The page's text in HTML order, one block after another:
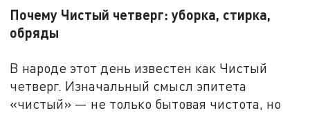
Почему Чистый четверг: уборка, стирка,
обряды
В народе этот день известен как Чистый
четверг. Изначальный смысл эпитета
«чистый» — не только бытовая чистота, но